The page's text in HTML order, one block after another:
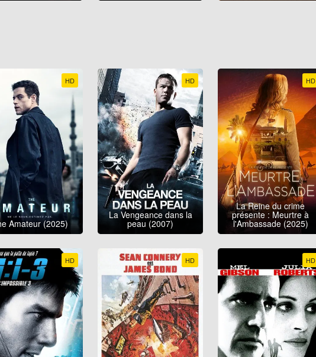
HD
Amateur (2025)
HD
La Vengeance dans la
peau (2007)
HD
La Reine du crime
présente : Meurtre à
l'Ambassade (2025)
HD HD HD